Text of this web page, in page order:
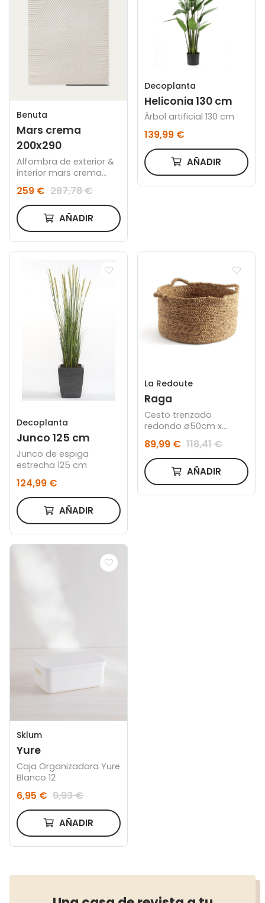
Benuta
Mars crema
200x290
Alfombra de exterior &
interior mars crema
259 € 287,78 €
AÑADIR
Decoplanta
Heliconia 130 cm
Árbol artificial 130 cm
139,99 €
AÑADIR
Decoplanta
Junco 125 cm
Junco de espiga
estrecha 125 cm
124,99 €
AÑADIR
La Redoute
Raga
Cesto trenzado
redondo ø50cm x
37cm
89,99 € 118,41 €
AÑADIR
Sklum
Yure
Caja Organizadora Yure
Blanco 12
6,95 € 9,93 €
AÑADIR